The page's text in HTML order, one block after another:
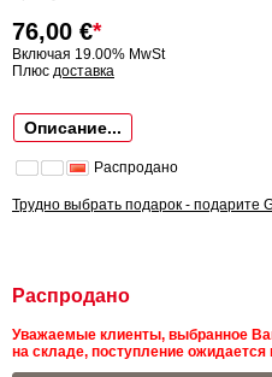
76,00 €*
Включая 19.00% MwSt
Плюс доставка
Описание...
Распродано
Трудно выбрать подарок - подарите
Распродано
Уважаемые клиенты, выбранное
на складе, поступление